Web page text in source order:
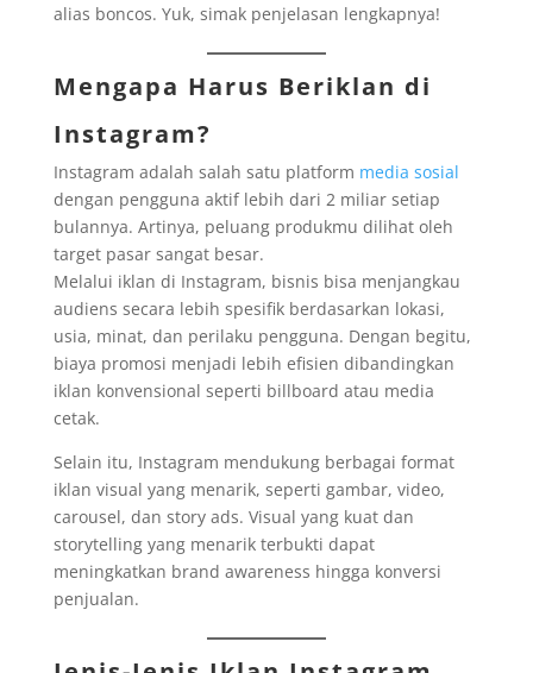
alias boncos. Yuk, simak penjelasan lengkapnya!
Mengapa Harus Beriklan di
Instagram?
Instagram adalah salah satu platform media sosial
dengan pengguna aktif lebih dari 2 miliar setiap
bulannya. Artinya, peluang produkmu dilihat oleh
target pasar sangat besar.
Melalui iklan di Instagram, bisnis bisa menjangkau
audiens secara lebih spesifik berdasarkan lokasi,
usia, minat, dan perilaku pengguna. Dengan begitu,
biaya promosi menjadi lebih efisien dibandingkan
iklan konvensional seperti billboard atau media
cetak.
Selain itu, Instagram mendukung berbagai format
iklan visual yang menarik, seperti gambar, video,
carousel, dan story ads. Visual yang kuat dan
storytelling yang menarik terbukti dapat
meningkatkan brand awareness hingga konversi
penjualan.